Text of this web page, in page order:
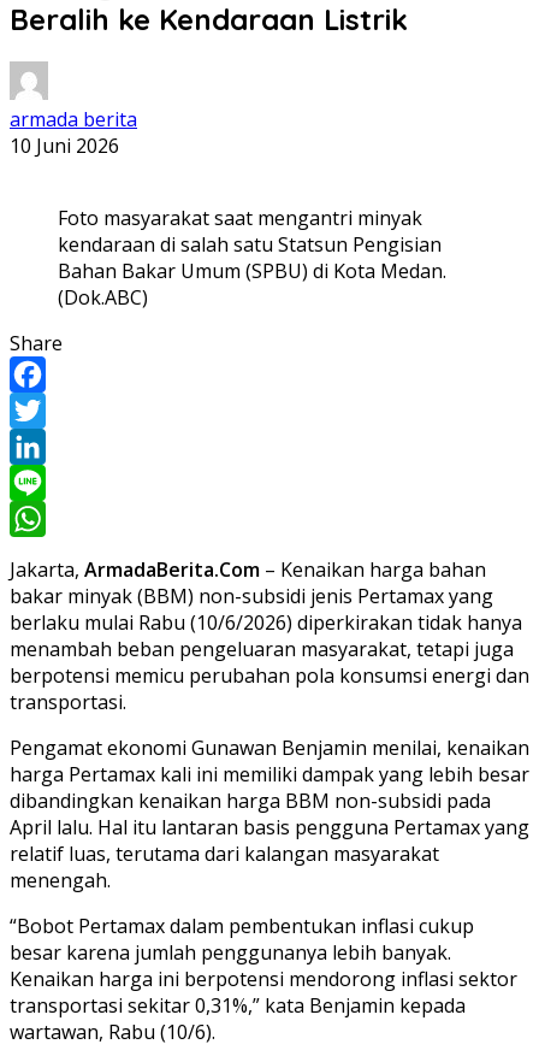
Beralih ke Kendaraan Listrik
armada berita
10 Juni 2026
Foto masyarakat saat mengantri minyak
kendaraan di salah satu Statsun Pengisian
Bahan Bakar Umum (SPBU) di Kota Medan.
(Dok.ABC)
Share
Facebook
Twitter
LinkedIn
Line
Jakarta, ArmadaBerita.Com – Kenaikan harga bahan
bakar minyak (BBM) non-subsidi jenis Pertamax yang
berlaku mulai Rabu (10/6/2026) diperkirakan tidak hanya
menambah beban pengeluaran masyarakat, tetapi juga
berpotensi memicu perubahan pola konsumsi energi dan
transportasi.
Pengamat ekonomi Gunawan Benjamin menilai, kenaikan
harga Pertamax kali ini memiliki dampak yang lebih besar
dibandingkan kenaikan harga BBM non-subsidi pada
April lalu. Hal itu lantaran basis pengguna Pertamax yang
relatif luas, terutama dari kalangan masyarakat
menengah.
“Bobot Pertamax dalam pembentukan inflasi cukup
besar karena jumlah penggunanya lebih banyak.
Kenaikan harga ini berpotensi mendorong inflasi sektor
transportasi sekitar 0,31%,” kata Benjamin kepada
wartawan, Rabu (10/6).